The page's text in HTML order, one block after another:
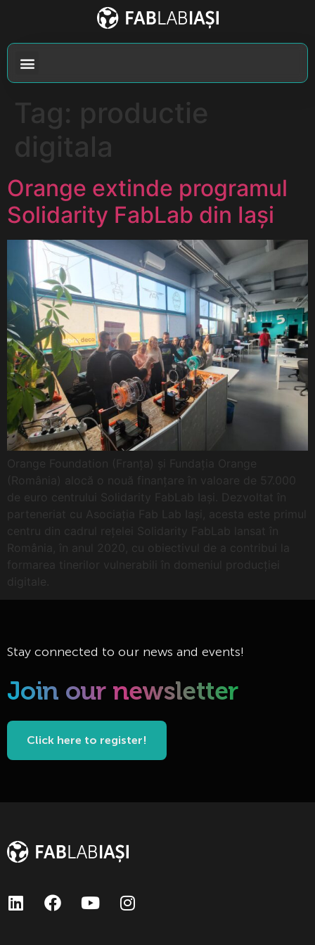
Tag: productie
digitala
Orange extinde programul
Solidarity FabLab din Iași
Orange Foundation (Franța) și Fundația Orange
(România) alocă o nouă finanțare în valoare de 57.000
de euro centrului Solidarity FabLab Iași. Dezvoltat în
parteneriat cu Asociația Fab Lab Iași, acesta este primul
centru din cadrul rețelei Solidarity FabLab lansat în
România, în anul 2020, cu obiectivul de a contribui la
formarea tinerilor vulnerabili în domeniul producției
digitale.
Stay connected to our news and events!
Join our newsletter
Click here to register!